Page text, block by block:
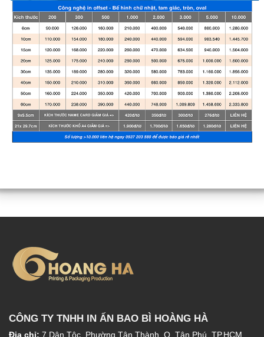
CÔNG TY TNHH IN ẤN BAO BÌ HOÀNG HÀ
Địa chỉ: 7 Dân Tộc, Phường Tân Thành, Q. Tân Phú, TP.HCM